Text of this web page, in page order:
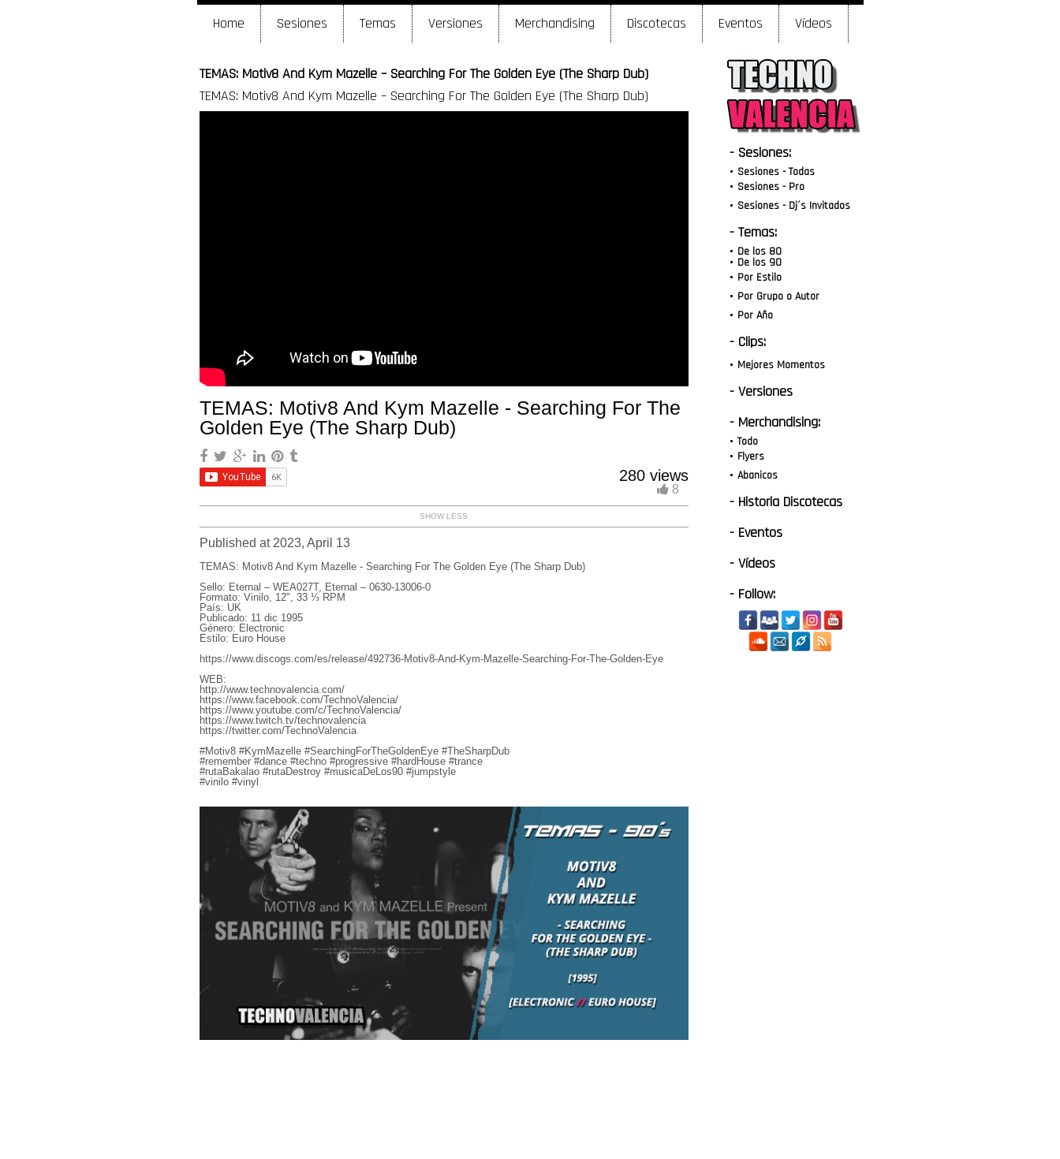
Home Sesiones Temas Versiones Merchandising Discotecas Eventos Vídeos
TEMAS: Motiv8 And Kym Mazelle – Searching For The Golden Eye (The Sharp Dub)
TEMAS: Motiv8 And Kym Mazelle – Searching For The Golden Eye (The Sharp Dub)
TEMAS: Motiv8 And Kym Mazelle - Searching For The
Golden Eye (The Sharp Dub)
280 views
8
SHOW LESS
Published at 2023, April 13
TEMAS: Motiv8 And Kym Mazelle - Searching For The Golden Eye (The Sharp Dub)
Sello: Eternal – WEA027T, Eternal – 0630-13006-0
Formato: Vinilo, 12", 33 ⅓ RPM
País: UK
Publicado: 11 dic 1995
Género: Electronic
Estilo: Euro House
https://www.discogs.com/es/release/492736-Motiv8-And-Kym-Mazelle-Searching-For-The-Golden-Eye
WEB:
http://www.technovalencia.com/
https://www.facebook.com/TechnoValencia/
https://www.youtube.com/c/TechnoValencia/
https://www.twitch.tv/technovalencia
https://twitter.com/TechnoValencia
#Motiv8 #KymMazelle #SearchingForTheGoldenEye #TheSharpDub
#remember #dance #techno #progressive #hardHouse #trance
#rutaBakalao #rutaDestroy #musicaDeLos90 #jumpstyle
#vinilo #vinyl
- Sesiones:
Sesiones - Todas
Sesiones - Pro
Sesiones - Dj´s Invitados
- Temas:
De los 80
De los 90
Por Estilo
Por Grupo o Autor
Por Año
- Clips:
Mejores Momentos
- Versiones
- Merchandising:
Todo
Flyers
Abanicos
- Historia Discotecas
- Eventos
- Vídeos
- Follow: